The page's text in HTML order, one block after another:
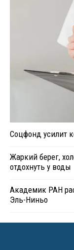
Соцфонд усилит
Жаркий берег,
отдохнуть у воды
Академик РАН
Эль-Ниньо